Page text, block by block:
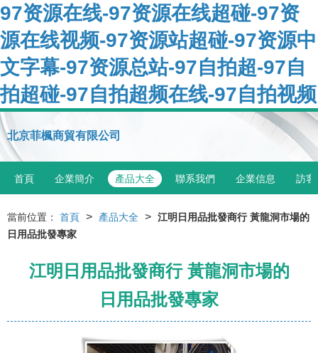
97资源在线-97资源在线超碰-97资
源在线视频-97资源站超碰-97资源中
文字幕-97资源总站-97自拍超-97自
拍超碰-97自拍超频在线-97自拍视频
北京菲楓商貿有限公司
首頁 企業簡介 產品大全 聯系我們 企業信息 訪客
當前位置： 首頁 > 產品大全 > 江明日用品批發商行 黃龍洞市場的
日用品批發專家
江明日用品批發商行 黃龍洞市場的
日用品批發專家